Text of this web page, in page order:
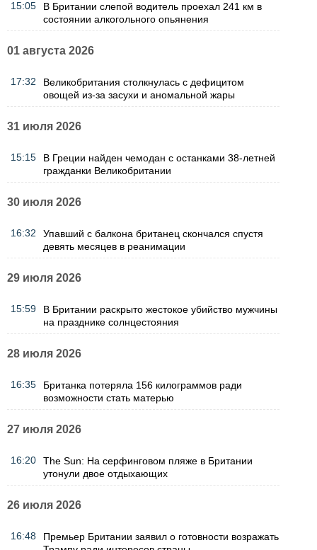
15:05
В Британии слепой водитель проехал 241 км в
состоянии алкогольного опьянения
01 августа 2026
17:32
Великобритания столкнулась с дефицитом
овощей из-за засухи и аномальной жары
31 июля 2026
15:15
В Греции найден чемодан с останками 38-летней
гражданки Великобритании
30 июля 2026
16:32
Упавший с балкона британец скончался спустя
девять месяцев в реанимации
29 июля 2026
15:59
В Британии раскрыто жестокое убийство мужчины
на празднике солнцестояния
28 июля 2026
16:35
Британка потеряла 156 килограммов ради
возможности стать матерью
27 июля 2026
16:20
The Sun: На серфинговом пляже в Британии
утонули двое отдыхающих
26 июля 2026
16:48
Премьер Британии заявил о готовности возражать